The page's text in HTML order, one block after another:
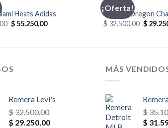
Heats Adidas
El
precio
$ 55.250,00El
¡Oferta!
CHAMPION
Remera Oregon
$32.500,00 El
precio
$
Remera Levi's
$32.500,00
El
$ 29.250,00El
MÁS
$
El
$